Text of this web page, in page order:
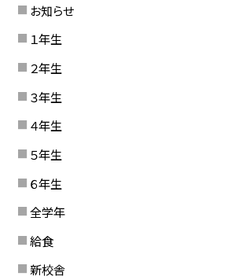
お知らせ
１年生
２年生
３年生
４年生
５年生
６年生
全学年
給食
新校舎